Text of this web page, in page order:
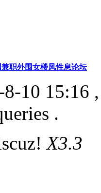
职外围女楼凤性息论坛
10 15:16
.
X3.3